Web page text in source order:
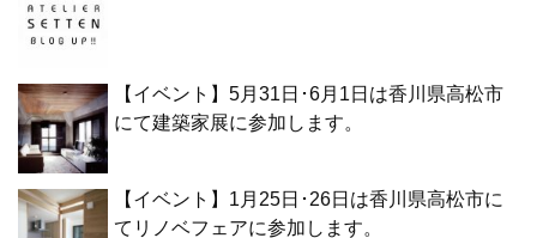
【イベント】5月31日･6月1日は香川県高松市
にて建築家展に参加します。
【イベント】1月25日･26日は香川県高松市に
てリノベフェアに参加します。